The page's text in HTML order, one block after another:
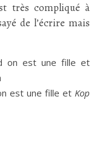
très compliqué à
de l’écrire mais
on est une fille et
est une fille etKop